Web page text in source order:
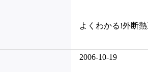
よくわかる!外断
2006-10-19